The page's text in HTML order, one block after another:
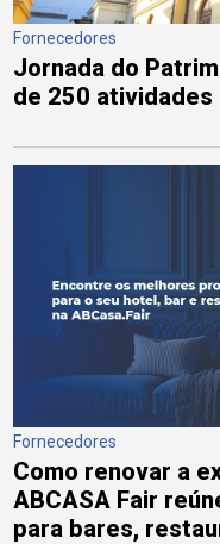
Fornecedores
Jornada do
de 250
Fornecedores
Como renovar a
ABCASA Fair
para bares,